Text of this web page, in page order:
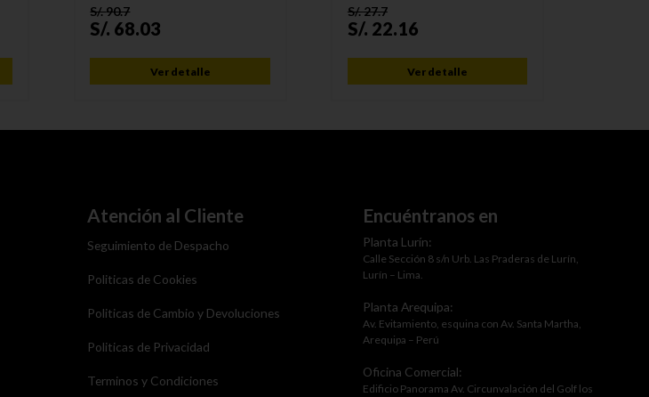
S/.90.7
S/. 68.03
Ver detalle
S/.27.7
S/. 22.16
Ver detalle
Atención al Cliente
Seguimiento de Despacho
Politicas de Cookies
Politicas de Cambio y Devoluciones
Politicas de Privacidad
Terminos y Condiciones
Encuéntranos en
Planta Lurín:
Calle Sección 8 s/n Urb. Las Praderas de Lurín,
Lurín – Lima.
Planta Arequipa:
Av. Evitamiento, esquina con Av. Santa Martha,
Arequipa – Perú
Oficina Comercial:
Edificio Panorama Av. Circunvalación del Golf los